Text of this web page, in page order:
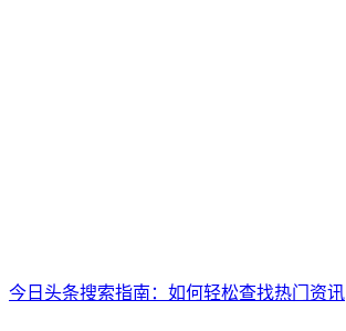
今日头条搜索指南：如何轻松查找热门资讯